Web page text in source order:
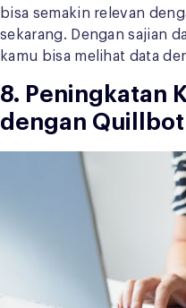
bisa semakin relevan
sekarang. Dengan sajian
kamu bisa melihat data
8. Peningkatan
dengan Quillbot